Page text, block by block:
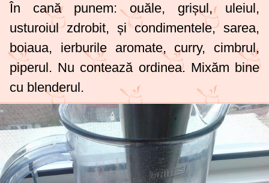
În cană punem: ouăle, grișul, uleiul,
usturoiul zdrobit, și condimentele, sarea,
boiaua, ierburile aromate, curry, cimbrul,
piperul. Nu contează ordinea. Mixăm bine
cu blenderul.